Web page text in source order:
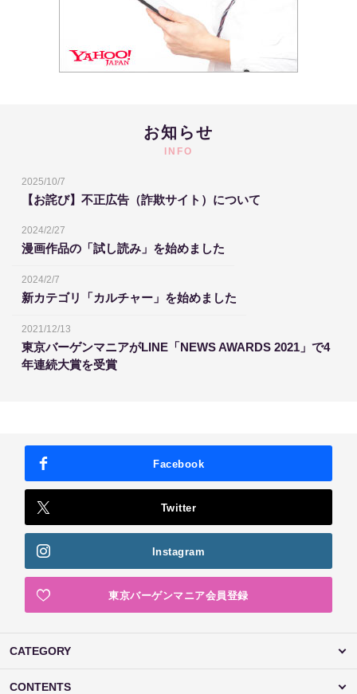
お知らせ
INFO
2025/10/7
【お詫び】不正広告（詐欺サイト）について
2024/2/27
漫画作品の「試し読み」を始めました
2024/2/7
新カテゴリ「カルチャー」を始めました
2021/12/13
東京バーゲンマニアがLINE「NEWS AWARDS 2021」で4
年連続大賞を受賞
Facebook
Twitter
Instagram
東京バーゲンマニア会員登録
CATEGORY
CONTENTS